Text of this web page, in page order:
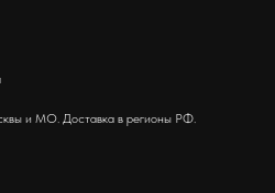
и МО. Доставка в регионы РФ.